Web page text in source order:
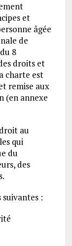
et
âgée
de
8
droits et
charte est
remise aux
(en annexe
au
qui
du
des
: